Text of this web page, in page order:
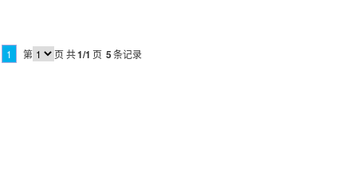
1 第 页共1/1 页 5条记录